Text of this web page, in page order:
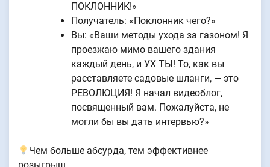
ПОКЛОННИК!»
Получатель: «Поклонник чего?»
Вы: «Ваши методы ухода за газоном! Я
проезжаю мимо вашего здания
каждый день, и УХ ТЫ! То, как вы
расставляете садовые шланги, — это
РЕВОЛЮЦИЯ! Я начал видеоблог,
посвященный вам. Пожалуйста, не
могли бы вы дать интервью?»
Чем больше абсурда, тем эффективнее